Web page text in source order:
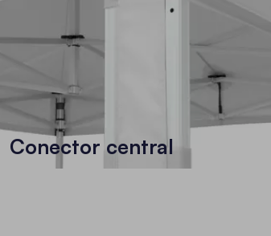
Conector central